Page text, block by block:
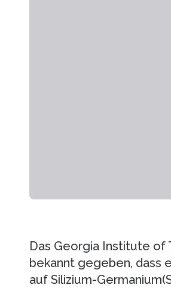
Das Georgia Institute of
bekannt gegeben, dass
auf Silizium-